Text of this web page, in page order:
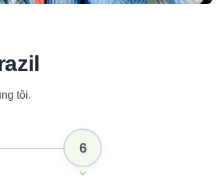
tôi.
6